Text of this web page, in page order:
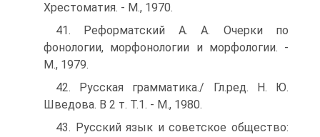
Хрестоматия. - М., 1970.
41. Реформатский А. А. Очерки по
фонологии, морфонологии и морфологии. -
М., 1979.
42. Русская грамматика./ Гл.ред. Н. Ю.
Шведова. В 2 т. Т.1. - М., 1980.
43. Русский язык и советское общество: